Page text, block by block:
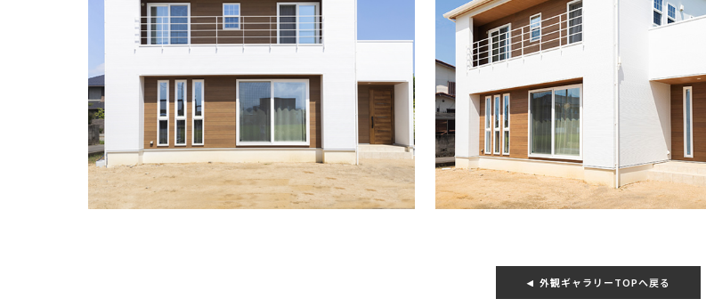
外観ギャラリーTOPへ戻る